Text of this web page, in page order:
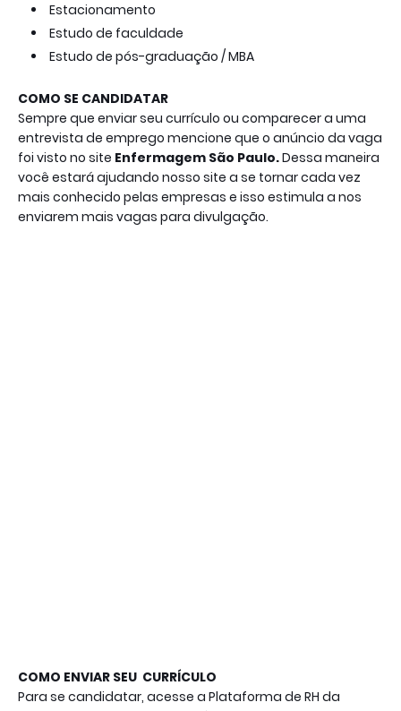
Estacionamento
Estudo de faculdade
Estudo de pós-graduação / MBA
COMO SE CANDIDATAR
Sempre que enviar seu currículo ou comparecer a uma
entrevista de emprego mencione que o anúncio da vaga
foi visto no site Enfermagem São Paulo.Dessa maneira
você estará ajudando nosso site a se tornar cada vez
mais conhecido pelas empresas e isso estimula a nos
enviarem mais vagas para divulgação.
Para se candidatar, acesse a Plataforma de RH da